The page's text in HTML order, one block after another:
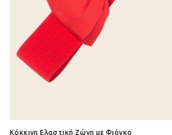
Κόκκινη Ελαστική Ζώνη με Φιόγκο